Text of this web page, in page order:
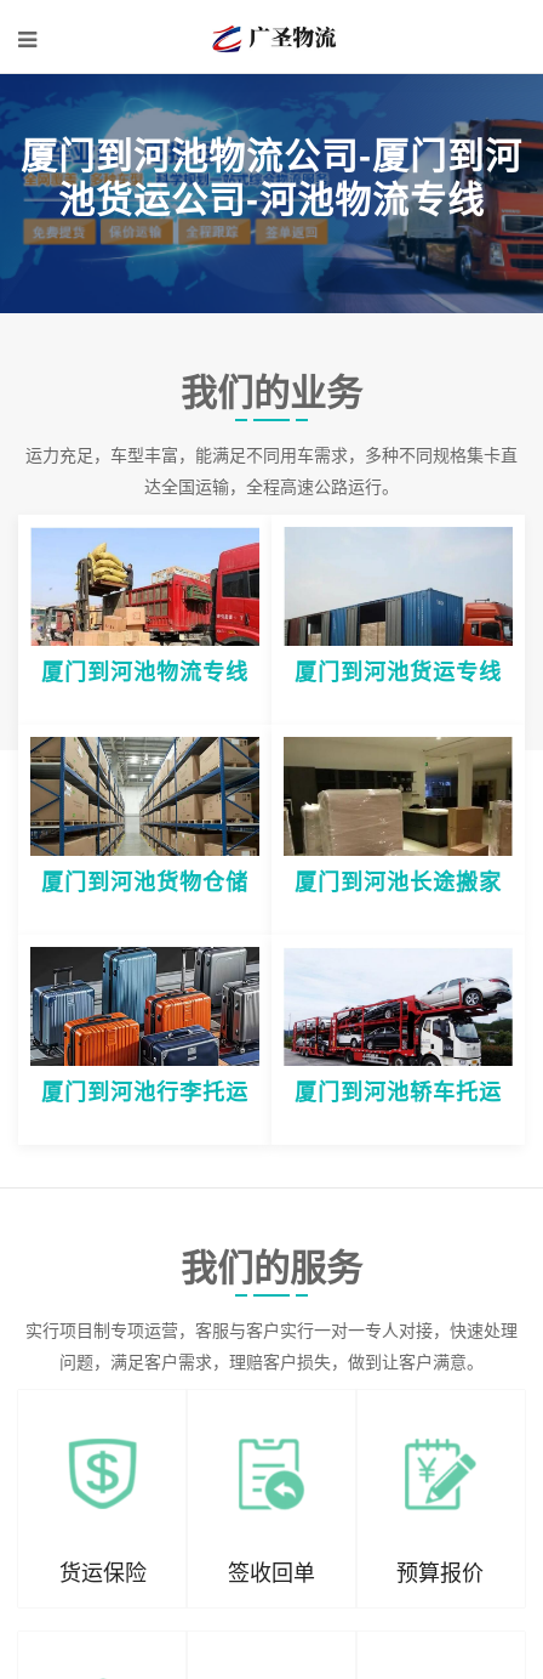
厦门到河池物流公司-厦门到河
池货运公司-河池物流专线
我们的业务
运力充足，车型丰富，能满足不同用车需求，多种不同规格集卡直
达全国运输，全程高速公路运行。
厦门到河池物流专线 厦门到河池货运专线
厦门到河池货物仓储 厦门到河池长途搬家
厦门到河池行李托运 厦门到河池轿车托运
我们的服务
实行项目制专项运营，客服与客户实行一对一专人对接，快速处理
问题，满足客户需求，理赔客户损失，做到让客户满意。
货运保险 签收回单 预算报价